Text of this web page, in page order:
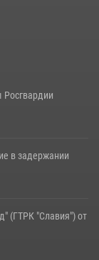
Росгвардии
в задержании
(ГТРК "Славия") от